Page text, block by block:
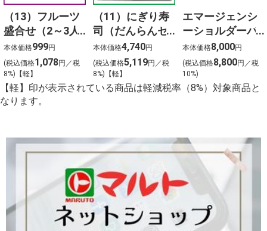
（13）フルーツ
盛合せ（2～3人
前）
本体価格999円
(税込価格1,078円／税
8%)【軽】
（11）にぎり寿
司（だんらんセ
ット）3人前
本体価格4,740円
(税込価格5,119円／税
8%)【軽】
エマージェンシ
ーショルダーバ
ッグ24点セット
本体価格8,000円
(税込価格8,800円／税
10%)
【軽】印が表示されている商品は軽減税率（8%）対象商品と
なります。